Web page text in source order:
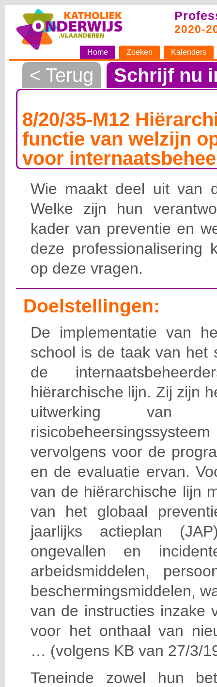
2020-
Home Zoeken Kalenders
< Terug Schrijf nu
8/20/35-M12
functie van welzijn
voor
Wie maakt deel uit van
Welke zijn hun
kader van preventie en
deze professionalisering
op deze vragen.
Doelstellingen:
De implementatie van
school is de taak van het
de
hiërarchische lijn. Zij zijn
uitwerking van
vervolgens voor de
en de evaluatie ervan.
van de hiërarchische lijn
van het globaal
jaarlijks actieplan
ongevallen en
arbeidsmiddelen,
beschermingsmiddelen,
van de instructies inzake
voor het onthaal van
… (volgens KB van 27/3/
Teneinde zowel hun